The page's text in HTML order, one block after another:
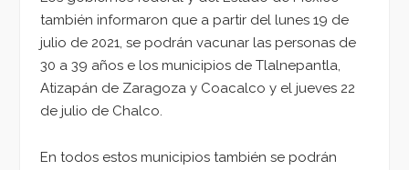
también informaron que a partir del lunes 19 de
julio de 2021, se podrán vacunar las personas de
30 a 39 años e los municipios de Tlalnepantla,
Atizapán de Zaragoza y Coacalco y el jueves 22
de julio de Chalco.
En todos estos municipios también se podrán